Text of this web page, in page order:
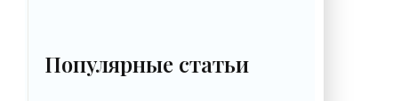
Популярные статьи